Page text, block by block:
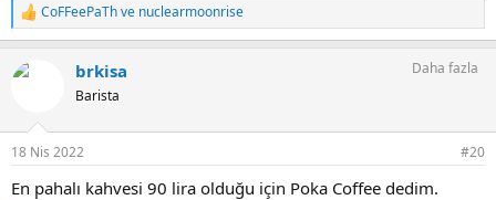
T
e
k
:
CoFFeePaThve nuclearmoonrise
brkisa
Barista
Daha fazla
18 Nis 2022 #20
En pahalı kahvesi 90 lira olduğu için Poka Coffee dedim.